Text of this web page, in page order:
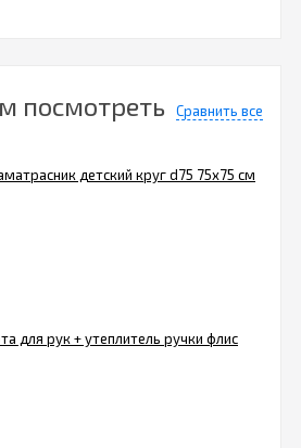
посмотреть Сравнить все
детский круг d75 75х75 см
для рук + утеплитель ручки флис